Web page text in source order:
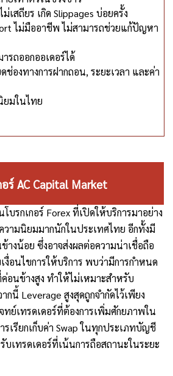
เสถียร เกิด Slippages บ่อยครั้ง
ไม่มืออาชีพ ไม่สามารถช่วยแก้ปัญหา
รถออกออเดอร์ได้
ช่องทางการฝากถอน, ระยะเวลา และค่า
ยมในไทย
ร์ AC Capital Market
บรกเกอร์ Forex ที่เปิดให้บริการมาอย่าง
วามนิยมมากนักในประเทศไทย อีกทั้งมี
างน้อย ซึ่งอาจส่งผลต่อความน่าเชื่อถือ
งื่อนไขการให้บริการ พบว่ามีการกำหนด
อนข้างสูง ทำให้ไม่เหมาะสำหรับ
กนี้ Leverage สูงสุดถูกจำกัดไว้เพียง
ทย์เทรดเดอร์ที่ต้องการเพิ่มศักยภาพใน
รเรียกเก็บค่า Swap ในทุกประเภทบัญชี
เทรดเดอร์ที่เน้นการถือสถานะในระยะ